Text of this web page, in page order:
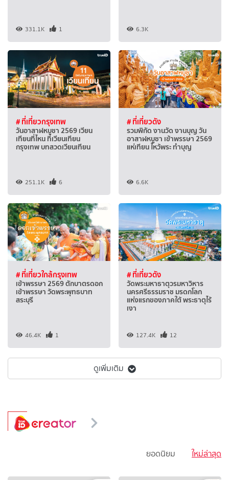
331.1K 1 6.3K
# ที่เที่ยวกรุงเทพ
วันอาสาฬหบูชา 2569 เวียน
เทียนที่ไหน ที่เวียนเทียน
กรุงเทพ บทสวดเวียนเทียน
251.1K 6
# ที่เที่ยวดัง
รวมพิกัด งานวัด งานบุญ วัน
อาสาฬหบูชา เข้าพรรษา 2569
แห่เทียน ไหว้พระ ทำบุญ
6.6K
# ที่เที่ยวใกล้กรุงเทพ
เข้าพรรษา 2569 ตักบาตรดอก
เข้าพรรษา วัดพระพุทธบาท
สระบุรี
46.4K 1
# ที่เที่ยวดัง
วัดพระมหาธาตุวรมหาวิหาร
นครศรีธรรมราช มรดกโลก
แห่งแรกของภาคใต้ พระธาตุไร้
เงา
127.4K 12
ดูเพิ่มเติม
ใหม่ล่าสุด
ยอดนิยม